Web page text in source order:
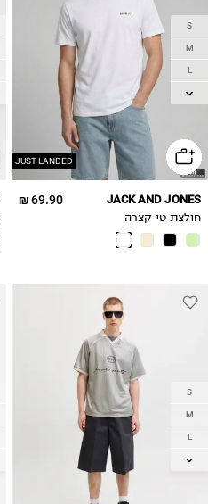
JUST LANDED
S
M
L
XL
69.90 ₪ JACK AND JONES
חולצת טי קצרה
S
M
L
XL